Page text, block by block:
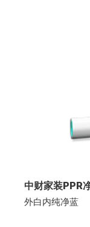
中财家装PPR
外白内纯净蓝